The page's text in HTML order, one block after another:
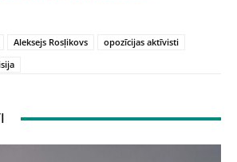
Aleksejs Rosļikovs
opozīcijas aktīvisti